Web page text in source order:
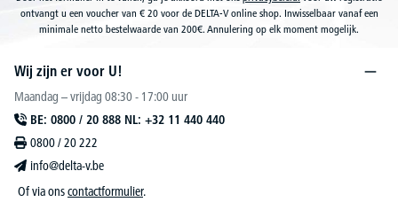
ontvangt u een voucher van € 20 voor de DELTA-V online shop. Inwisselbaar vanaf een
minimale netto bestelwaarde van 200€. Annulering op elk moment mogelijk.
Wij zijn er voor U!
Maandag – vrijdag 08:30 - 17:00 uur
BE: 0800 / 20 888 NL: +32 11 440 440
0800 / 20 222
info@delta-v.be
Of via onscontactformulier.